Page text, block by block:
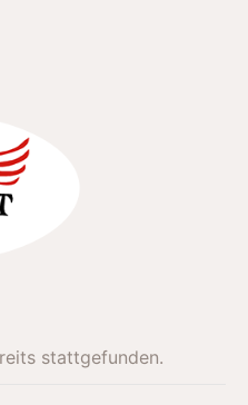
stattgefunden.